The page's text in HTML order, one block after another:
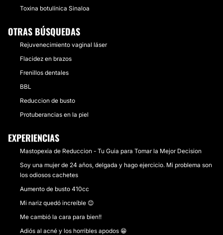
Toxina botulínica Sinaloa
OTRAS BÚSQUEDAS
Rejuvenecimiento vaginal láser
Flacidez en brazos
Frenillos dentales
BBL
Reduccion de busto
Protuberancias en la piel
EXPERIENCIAS
Mastopexia de Reduccion - Tu Guia para Tomar la Mejor Decision
Soy una mujer de 24 años, delgada y hago ejercicio. Mi problema son
los odiosos cachetes
Aumento de busto 410cc
Mi nariz quedó increíble 😊
Me cambió la cara para bien!!
Adiós al acné y los horribles apodos 😁